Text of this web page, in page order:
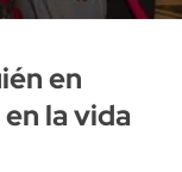
en
la vida